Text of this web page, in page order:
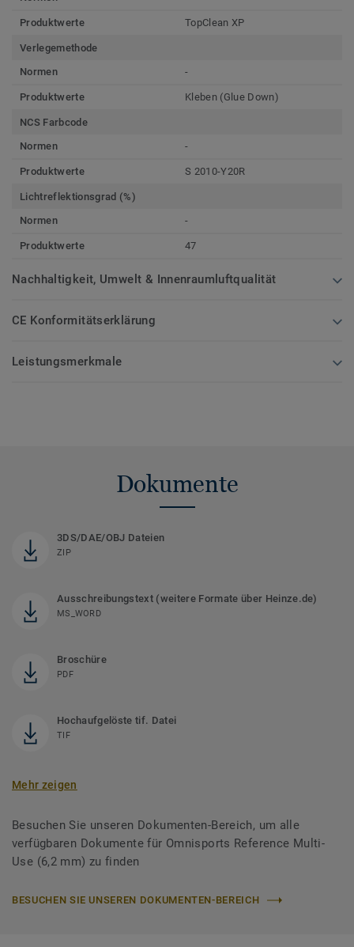
Produktwerte TopClean XP
Verlegemethode
Normen
-
Produktwerte Kleben (Glue Down)
NCS Farbcode
Normen
-
Produktwerte S 2010-Y20R
Lichtreflektionsgrad (%)
Normen
-
Produktwerte 47
Nachhaltigkeit, Umwelt & Innenraumluftqualität
CE Konformitätserklärung
Leistungsmerkmale
Dokumente
3DS/DAE/OBJ Dateien
ZIP
Ausschreibungstext (weitere Formate über Heinze.de)
MS_WORD
Broschüre
PDF
Hochaufgelöste tif. Datei
TIF
Mehr zeigen
Besuchen Sie unseren Dokumenten-Bereich, um alle
verfügbaren Dokumente für Omnisports Reference Multi-
Use (6,2 mm) zu finden
BESUCHEN SIE UNSEREN DOKUMENTEN-BEREICH